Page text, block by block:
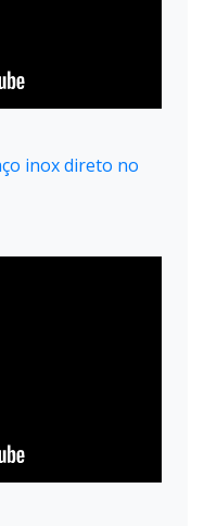
inox direto no